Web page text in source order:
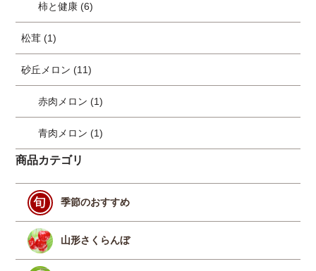
柿と健康 (6)
松茸 (1)
砂丘メロン (11)
赤肉メロン (1)
青肉メロン (1)
商品カテゴリ
季節のおすすめ
山形さくらんぼ